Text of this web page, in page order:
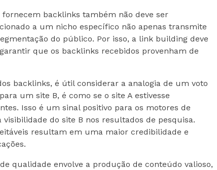
backlinks também não deve ser
a um nicho específico não apenas transmite
do público. Por isso, a link building deve
que os backlinks recebidos provenham de
backlinks, é útil considerar a analogia de um voto
um site B, é como se o site A estivesse
Isso é um sinal positivo para os motores de
do site B nos resultados de pesquisa.
resultam em uma maior credibilidade e
qualidade envolve a produção de conteúdo valioso,